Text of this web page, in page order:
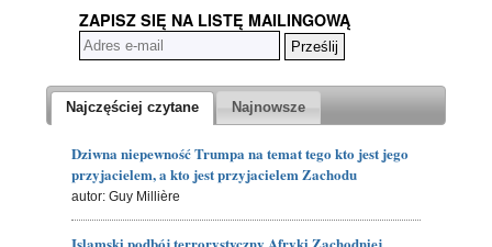
ZAPISZ SIĘ NA LISTĘ MAILINGOWĄ
Najczęściej czytane Najnowsze
Dziwna niepewność Trumpa na temat tego kto jest jego
przyjacielem, a kto jest przyjacielem Zachodu
autor: Guy Millière